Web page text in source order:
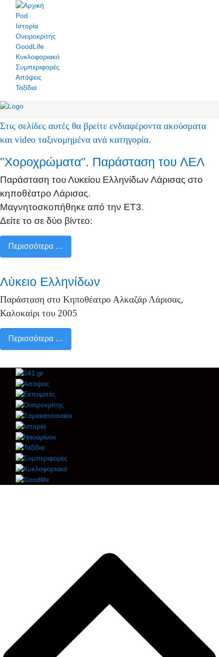
Pod
Ιστορία
Ονειροκρίτης
GoodLife
Κυκλοφοριακό
Συμπεριφορές
Απόψεις
Ταξίδια
Στις σελίδες αυτές θα βρείτε ενδιαφέροντα ακούσματα
και video ταξινομημένα ανά κατηγορία.
"Χοροχρώματα". Παράσταση του ΛΕΛ
Παράσταση του Λυκείου Ελληνίδων Λάρισας στο
κηποθέατρο Λάρισας.
Μαγνητοσκοπήθηκε από την ΕΤ3.
Δείτε το σε δύο βίντεο:
Περισσότερα …
Λύκειο Ελληνίδων
Παράσταση στο Κηποθέατρο Αλκαζάρ Λάρισας,
Καλοκαίρι του 2005
Περισσότερα …